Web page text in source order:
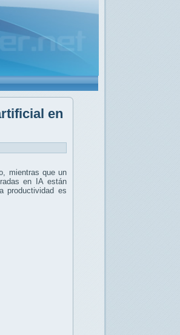
en
mientras que un
en IA están
productividad es